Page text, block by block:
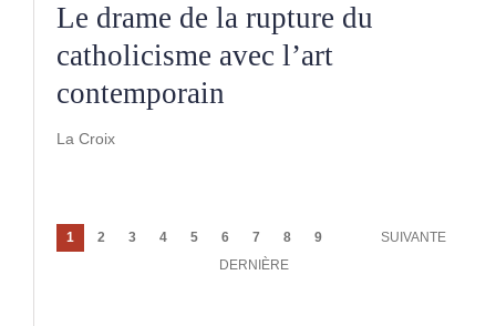
Le drame de la rupture du
catholicisme avec l’art
contemporain
La Croix
Pagination
Page
courante
1 Page
2 Page
3 Page
4 Page
5 Page
6 Page
7 Page
8 Page
9
PAGE
SUIVANTE
DERNIÈRE
DERNIÈRE